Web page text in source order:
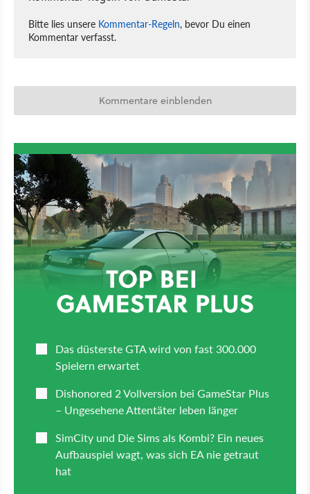
Bitte lies unsere Kommentar-Regeln, bevor Du einen
Kommentar verfasst.
Kommentare einblenden